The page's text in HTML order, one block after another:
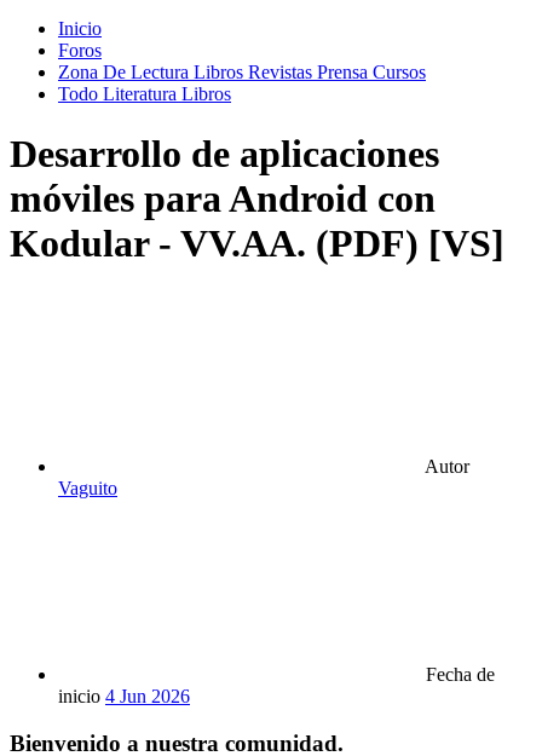
Inicio
Foros
Zona De Lectura Libros Revistas Prensa Cursos
Todo Literatura Libros
Desarrollo de aplicaciones
móviles para Android con
Kodular - VV.AA. (PDF) [VS]
Autor
Vaguito
Fecha de
inicio 4 Jun 2026
Bienvenido a nuestra comunidad.